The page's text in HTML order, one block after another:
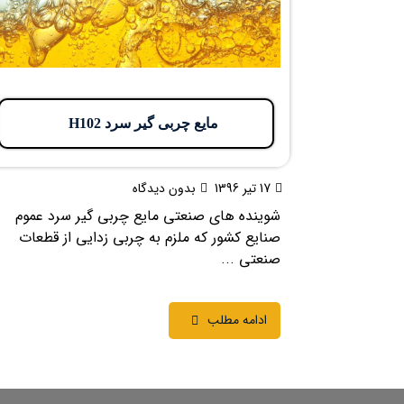
مایع چربی گیر سرد H102
17 تیر 1396 بدون دیدگاه
شوینده های صنعتی مایع چربی گیر سرد عموم
صنایع کشور که ملزم به چربی زدایی از قطعات
صنعتی ...
ادامه مطلب